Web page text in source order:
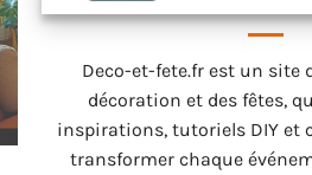
Deco-et-fete.fr est un site
décoration et des fêtes,
inspirations, tutoriels DIY et
transformer chaque